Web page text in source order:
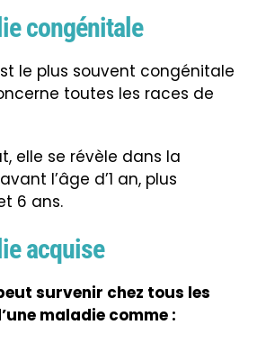
congénitale
le plus souvent congénitale
toutes les races de
elle se révèle dans la
l’âge d’1 an, plus
6 ans.
acquise
survenir chez tous les
maladie comme :